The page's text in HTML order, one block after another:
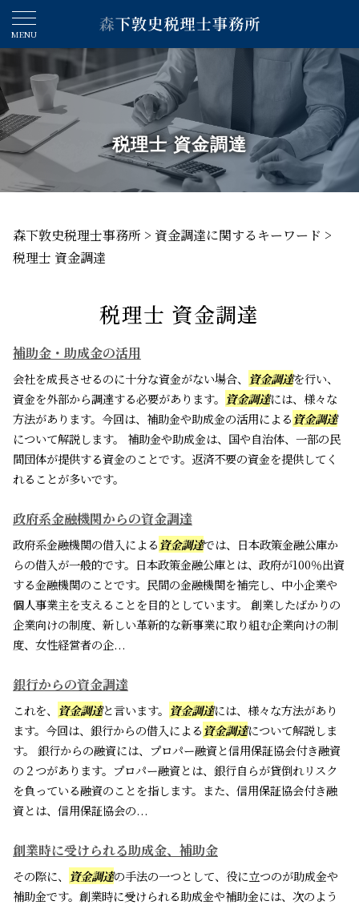
税理士 資金調達
森下敦史税理士事務所 > 資金調達に関するキーワード >
税理士 資金調達
税理士 資金調達
補助金・助成金の活用
会社を成長させるのに十分な資金がない場合、 資金調達を行い、
資金を外部から調達する必要があります。 資金調達には、様々な
方法があります。今回は、補助金や助成金の活用による資金調達
について解説します。 補助金や助成金は、国や自治体、一部の民
間団体が提供する資金のことです。返済不要の資金を提供してく
れることが多いです。
政府系金融機関からの資金調達
政府系金融機関の借入による資金調達では、日本政策金融公庫か
らの借入が一般的です。日本政策金融公庫とは、政府が100％出資
する金融機関のことです。民間の金融機関を補完し、中小企業や
個人事業主を支えることを目的としています。 創業したばかりの
企業向けの制度、新しい革新的な新事業に取り組む企業向けの制
度、女性経営者の企...
銀行からの資金調達
これを、 資金調達と言います。 資金調達には、様々な方法があり
ます。今回は、銀行からの借入による資金調達について解説しま
す。 銀行からの融資には、プロパー融資と信用保証協会付き融資
の２つがあります。プロパー融資とは、銀行自らが貸倒れリスク
を負っている融資のことを指します。また、信用保証協会付き融
資とは、信用保証協会の...
創業時に受けられる助成金、補助金
その際に、 資金調達の手法の一つとして、役に立つのが助成金や
補助金です。創業時に受けられる助成金や補助金には、次のよう